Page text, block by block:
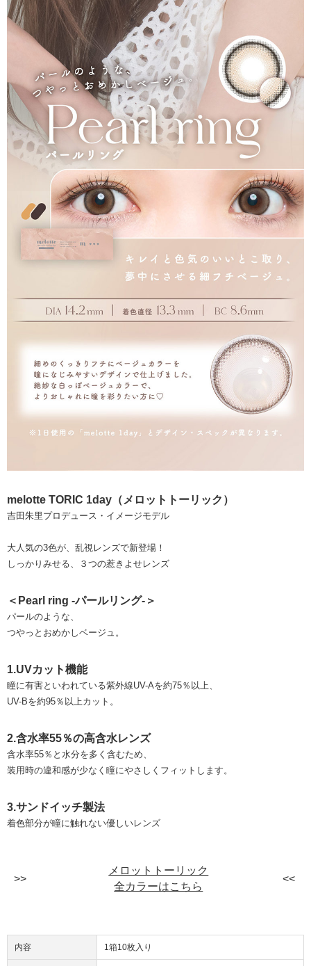
melotte TORIC 1day（メロットトーリック）
吉田朱里プロデュース・イメージモデル
大人気の3色が、乱視レンズで新登場！
しっかりみせる、３つの惹きよせレンズ
＜Pearl ring -パールリング-＞
パールのような、
つやっとおめかしベージュ。
1.UVカット機能
瞳に有害といわれている紫外線UV-Aを約75％以上、
UV-Bを約95％以上カット。
2.含水率55％の高含水レンズ
含水率55％と水分を多く含むため、
装用時の違和感が少なく瞳にやさしくフィットします。
3.サンドイッチ製法
着色部分が瞳に触れない優しいレンズ
メロットトーリック
全カラーはこちら
内容 1箱10枚入り